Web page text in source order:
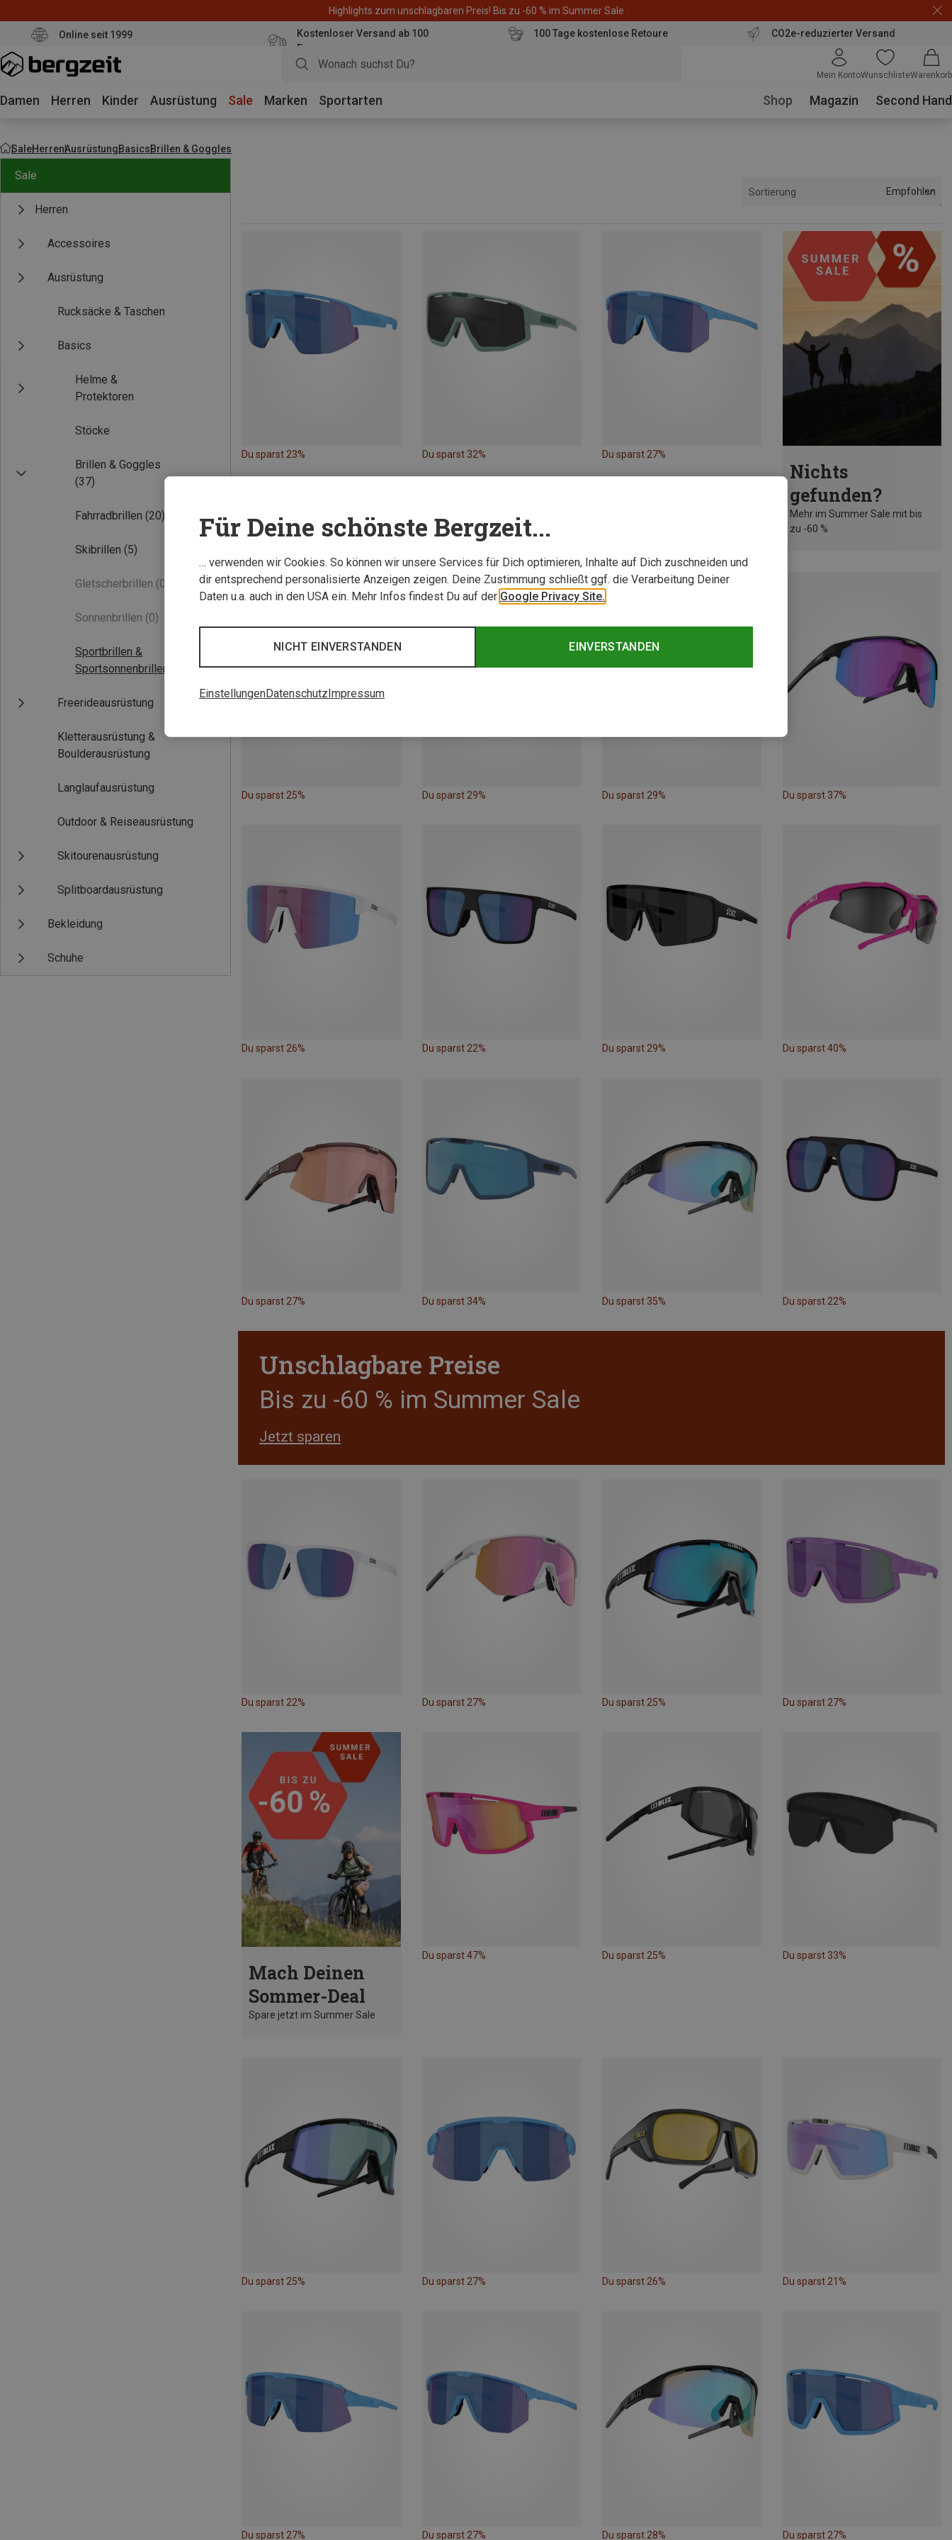
Highlights zum unschlagbaren Preis! Bis zu -60 % im Summer Sale
Online seit 1999
Kostenloser Versand ab 100
Euro
100 Tage kostenlose Retoure CO2e-reduzierter Versand
Mein KontoWunschlisteWarenkorb
Damen Herren Kinder Ausrüstung Sale Marken Sportarten Shop Magazin Second Hand
SaleHerrenAusrüstungBasicsBrillen & Goggles
Sale
Herren
Accessoires
Ausrüstung
Rucksäcke & Taschen
Basics
Helme &
Protektoren
Stöcke
Brillen & Goggles
(37)
Fahrradbrillen (20)
Skibrillen (5)
Gletscherbrillen (0)
Sonnenbrillen (0)
Sportbrillen &
Sportsonnenbrillen
Freerideausrüstung
Kletterausrüstung &
Boulderausrüstung
Langlaufausrüstung
Outdoor & Reiseausrüstung
Skitourenausrüstung
Splitboardausrüstung
Bekleidung
Schuhe
Sortierung Empfohlen
Du sparst 23% Du sparst 32% Du sparst 27%
Nichts
gefunden?
Mehr im Summer Sale mit bis
zu -60 %
Du sparst 25% Du sparst 29% Du sparst 29% Du sparst 37%
Du sparst 26% Du sparst 22% Du sparst 29% Du sparst 40%
Du sparst 27% Du sparst 34% Du sparst 35% Du sparst 22%
Unschlagbare Preise
Bis zu -60 % im Summer Sale
Jetzt sparen
Du sparst 22% Du sparst 27% Du sparst 25% Du sparst 27%
Mach Deinen
Sommer-Deal
Spare jetzt im Summer Sale
Du sparst 47% Du sparst 25% Du sparst 33%
Du sparst 25% Du sparst 27% Du sparst 26% Du sparst 21%
Du sparst 27% Du sparst 27% Du sparst 28% Du sparst 27%
Für Deine schönste Bergzeit...
… verwenden wir Cookies. So können wir unsere Services für Dich optimieren, Inhalte auf Dich zuschneiden und
dir entsprechend personalisierte Anzeigen zeigen. Deine Zustimmung schließt ggf. die Verarbeitung Deiner
Daten u.a. auch in den USA ein. Mehr Infos findest Du auf der Google Privacy Site.
EINVERSTANDEN
NICHT EINVERSTANDEN
EinstellungenDatenschutzImpressum